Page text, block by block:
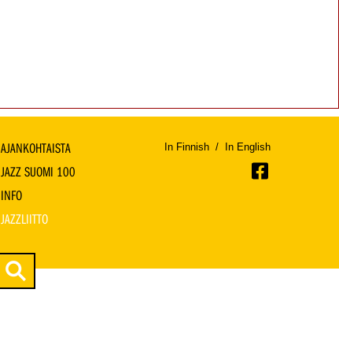
AJANKOHTAISTA
JAZZ SUOMI 100
INFO
JAZZLIITTO
In Finnish / In English